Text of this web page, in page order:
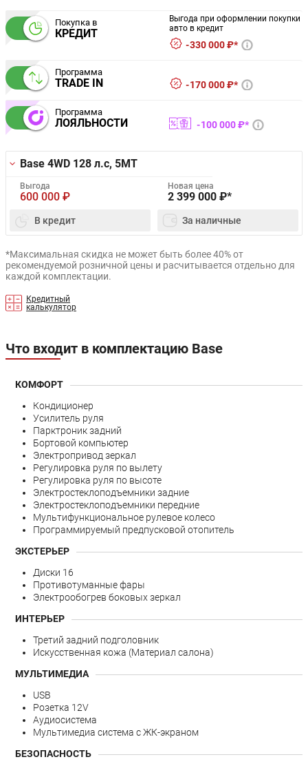
Покупка в
КРЕДИТ
Выгода при оформлении покупки
авто в кредит
330 000 ₽*
Программа
TRADE IN 170 000 ₽*
Программа
ЛОЯЛЬНОСТИ 100 000 ₽*
Base 4WD 128 л.с, 5MT
Выгода
600 000 ₽
Новая цена
2 399 000 ₽*
В кредит За наличные
*Максимальная скидка не может быть более 40% от
рекомендуемой розничной цены и расчитывается отдельно для
каждой комплектации.
Кредитный
калькулятор
Что входит в комплектацию Base
КОМФОРТ
Кондиционер
Усилитель руля
Парктроник задний
Бортовой компьютер
Электропривод зеркал
Регулировка руля по вылету
Регулировка руля по высоте
Электростеклоподъемники задние
Электростеклоподъемники передние
Мультифункциональное рулевое колесо
Программируемый предпусковой отопитель
ЭКСТЕРЬЕР
Диски 16
Противотуманные фары
Электрообогрев боковых зеркал
ИНТЕРЬЕР
Третий задний подголовник
Искусственная кожа (Материал салона)
МУЛЬТИМЕДИА
USB
Розетка 12V
Аудиосистема
Мультимедиа система с ЖК-экраном
БЕЗОПАСНОСТЬ